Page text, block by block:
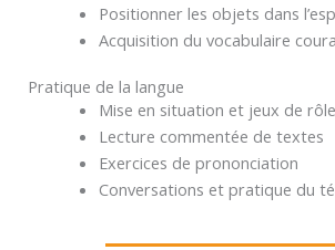
Positionner les objets dans
Acquisition du vocabulaire
Pratique de la langue
Mise en situation et jeux de rôle
Lecture commentée de textes
Exercices de prononciation
Conversations et pratique du